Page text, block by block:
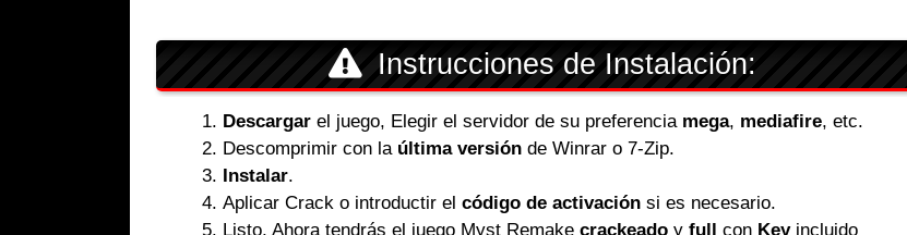
Instrucciones de Instalación:
Descargar el juego, Elegir el servidor de su preferencia mega, mediafire, etc.
Descomprimir con la última versión de Winrar o 7-Zip.
Instalar.
Aplicar Crack o introductir el código de activación si es necesario.
Listo, Ahora tendrás el juego Myst Remake crackeado y full con Keyincluido